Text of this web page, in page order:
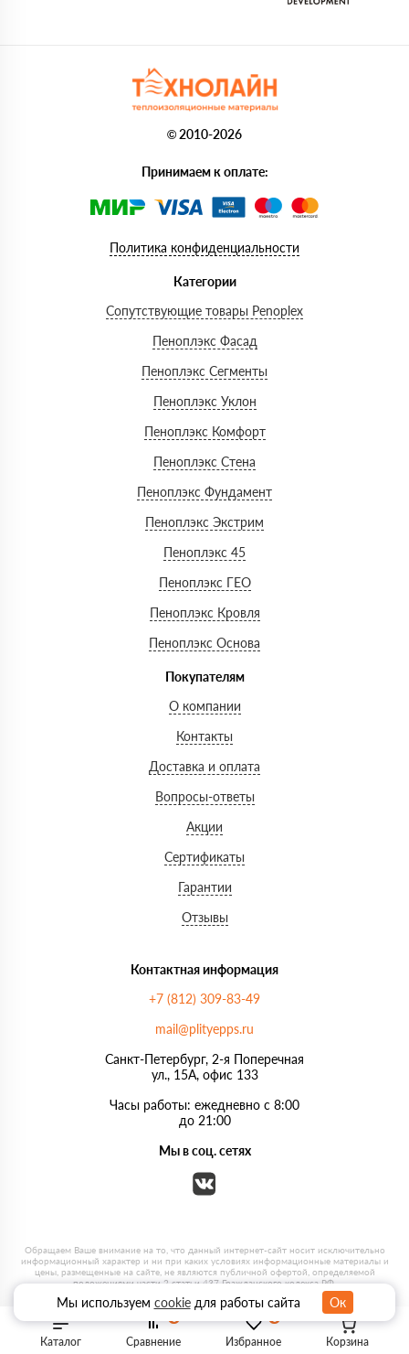
Каталог Избранное
Сравнение Корзина
© 2010-2026
Принимаем к оплате:
Политика конфиденциальности
Категории
Сопутствующие товары Penoplex
Пеноплэкс Фасад
Пеноплэкс Сегменты
Пеноплэкс Уклон
Пеноплэкс Комфорт
Пеноплэкс Стена
Пеноплэкс Фундамент
Пеноплэкс Экстрим
Пеноплэкс 45
Пеноплэкс ГЕО
Пеноплэкс Кровля
Пеноплэкс Основа
Покупателям
О компании
Контакты
Доставка и оплата
Вопросы-ответы
Акции
Сертификаты
Гарантии
Отзывы
Контактная информация
+7 (812) 309-83-49
mail@plityepps.ru
Санкт-Петербург, 2-я Поперечная
ул., 15А, офис 133
Часы работы: ежедневно с 8:00
до 21:00
Мы в соц. сетях
Мы используем cookieдля работы сайта Ок